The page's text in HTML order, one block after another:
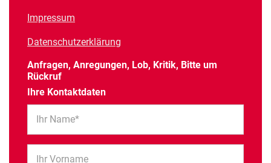
Impressum
Datenschutzerklärung
Anfragen, Anregungen, Lob, Kritik, Bitte um
Rückruf
Ihre Kontaktdaten
Ihr Name*
Ihr Vorname